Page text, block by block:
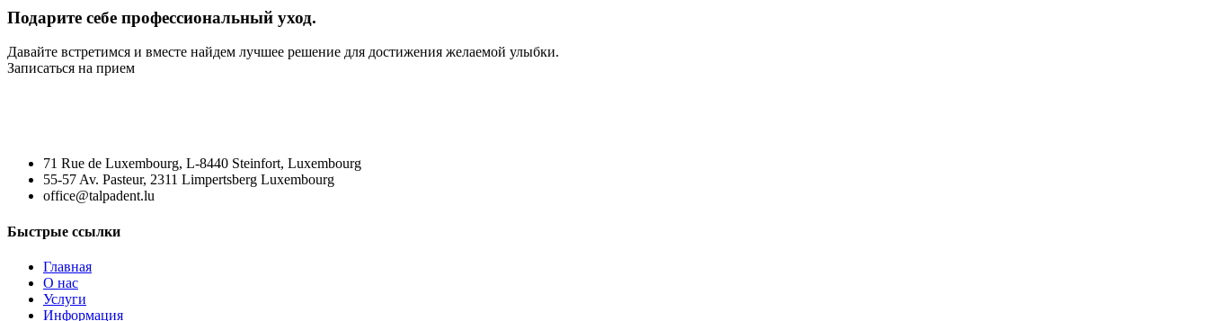
Подарите себе профессиональный уход.
Давайте встретимся и вместе найдем лучшее решение для достижения желаемой улыбки.
Записаться на прием
71 Rue de Luxembourg, L-8440 Steinfort, Luxembourg
55-57 Av. Pasteur, 2311 Limpertsberg Luxembourg
office@talpadent.lu
Быстрые ссылки
Главная
О нас
Услуги
Информация